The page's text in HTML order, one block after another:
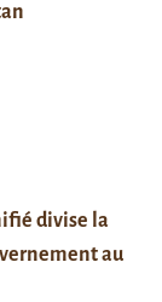
divise la
au